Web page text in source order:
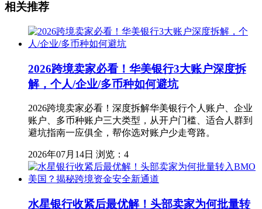
相关推荐
2026跨境卖家必看！华美银行3大账户深度拆
解，个人/企业/多币种如何避坑
2026跨境卖家必看！深度拆解华美银行个人账户、企业
账户、多币种账户三大类型，从开户门槛、适合人群到
避坑指南一应俱全，帮你选对账户少走弯路。
2026年07月14日 浏览：4
水星银行收紧后最优解！头部卖家为何批量转